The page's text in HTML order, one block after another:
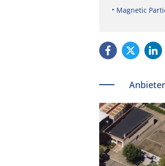
Magnetic